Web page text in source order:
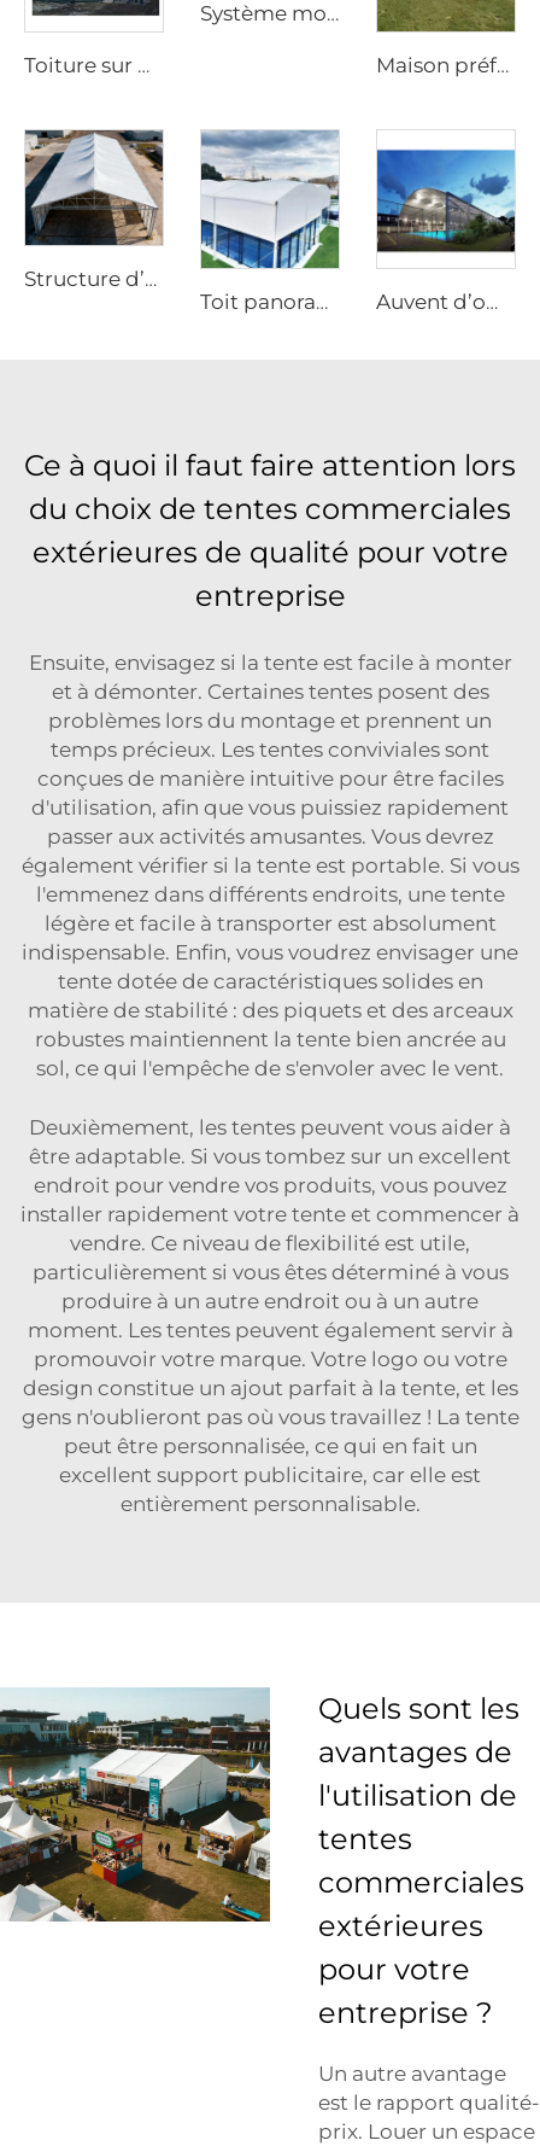
Toiture sur mesure pour terrain de padel en acier et verre | Structure en aluminium résistante au vent avec volet d’ombrage pour installations sportives en extérieur
Système modulaire d’ombrage pour courts de padel | Enceinte sportive panoramique haute résistance pour une pratique toute l’année
Maison préfabriquée moderne à 3 chambres | Maison container habitable extensible de 20 pieds pour une vie durable
Structure d’entrepôt en aluminium robuste | Tente industrielle de stockage à portée libre pour la logistique et la fabrication
Toit panoramique en aluminium de luxe pour terrain de padel | Auvent sportif extérieur modulaire personnalisé pour projets de clubs de tennis haut de gamme
Auvent d’ombrage personnalisé et modulaire pour terrain de padel | Toit à structure intégrée en aluminium avec protection vitrée pour installations extérieures de tennis
Ce à quoi il faut faire attention lors
du choix de tentes commerciales
extérieures de qualité pour votre
entreprise
Ensuite, envisagez si la tente est facile à monter
et à démonter. Certaines tentes posent des
problèmes lors du montage et prennent un
temps précieux. Les tentes conviviales sont
conçues de manière intuitive pour être faciles
d'utilisation, afin que vous puissiez rapidement
passer aux activités amusantes. Vous devrez
également vérifier si la tente est portable. Si vous
l'emmenez dans différents endroits, une tente
légère et facile à transporter est absolument
indispensable. Enfin, vous voudrez envisager une
tente dotée de caractéristiques solides en
matière de stabilité : des piquets et des arceaux
robustes maintiennent la tente bien ancrée au
sol, ce qui l'empêche de s'envoler avec le vent.
Deuxièmement, les tentes peuvent vous aider à
être adaptable. Si vous tombez sur un excellent
endroit pour vendre vos produits, vous pouvez
installer rapidement votre tente et commencer à
vendre. Ce niveau de flexibilité est utile,
particulièrement si vous êtes déterminé à vous
produire à un autre endroit ou à un autre
moment. Les tentes peuvent également servir à
promouvoir votre marque. Votre logo ou votre
design constitue un ajout parfait à la tente, et les
gens n'oublieront pas où vous travaillez ! La tente
peut être personnalisée, ce qui en fait un
excellent support publicitaire, car elle est
entièrement personnalisable.
Quels sont les
avantages de
l'utilisation de
tentes
commerciales
extérieures
pour votre
entreprise ?
Un autre avantage
est le rapport qualité-
prix. Louer un espace